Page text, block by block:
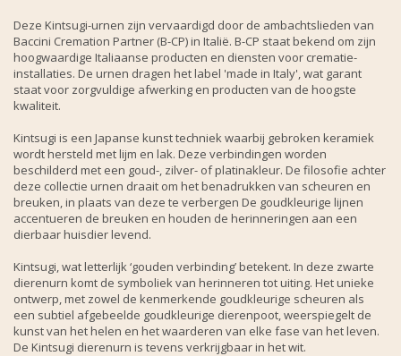
Deze Kintsugi-urnen zijn vervaardigd door de ambachtslieden van
Baccini Cremation Partner (B-CP) in Italië. B-CP staat bekend om zijn
hoogwaardige Italiaanse producten en diensten voor crematie-
installaties. De urnen dragen het label 'made in Italy', wat garant
staat voor zorgvuldige afwerking en producten van de hoogste
kwaliteit.
Kintsugi is een Japanse kunst techniek waarbij gebroken keramiek
wordt hersteld met lijm en lak. Deze verbindingen worden
beschilderd met een goud-, zilver- of platinakleur. De filosofie achter
deze collectie urnen draait om het benadrukken van scheuren en
breuken, in plaats van deze te verbergen De goudkleurige lijnen
accentueren de breuken en houden de herinneringen aan een
dierbaar huisdier levend.
Kintsugi, wat letterlijk ‘gouden verbinding’ betekent. In deze zwarte
dierenurn komt de symboliek van herinneren tot uiting. Het unieke
ontwerp, met zowel de kenmerkende goudkleurige scheuren als
een subtiel afgebeelde goudkleurige dierenpoot, weerspiegelt de
kunst van het helen en het waarderen van elke fase van het leven.
De Kintsugi dierenurn is tevens verkrijgbaar in het wit.